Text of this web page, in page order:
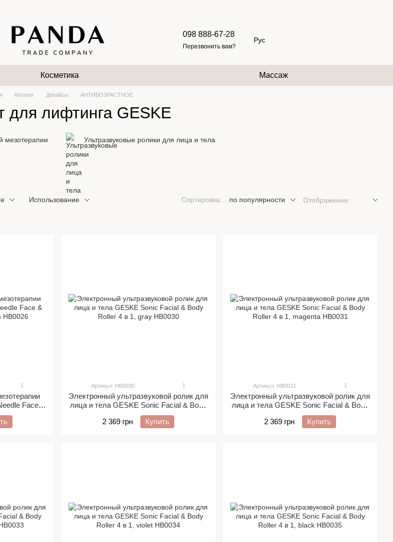
098 888-67-28
Перезвонить вам?
Рус
Косметика Массаж
Каталог Девайсы АНТИВОЗРАСТНОЕ
для лифтинга GESKE
мезотерапии Ультразвуковые ролики для лица и тела
Использование Сортировка: по популярности Отображение:
1
Face &
Артикул: HB0030 1
Электронный ультразвуковой ролик для
лица и тела GESKE Sonic Facial & Body
Roller 4 в 1, gray
2 369 грн
Купить
Артикул: HB0031 1
Электронный ультразвуковой ролик для
лица и тела GESKE Sonic Facial & Body
Roller 4 в 1, magenta
2 369 грн
Купить